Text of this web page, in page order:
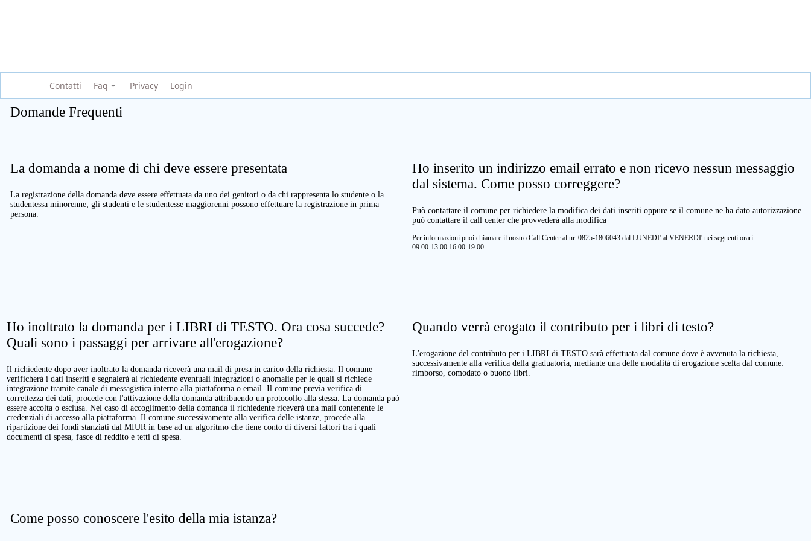
Contatti Faq Privacy Login
Domande Frequenti
La domanda a nome di chi deve essere presentata
La registrazione della domanda deve essere effettuata da uno dei genitori o da chi rappresenta lo studente o la
studentessa minorenne; gli studenti e le studentesse maggiorenni possono effettuare la registrazione in prima
persona.
Ho inserito un indirizzo email errato e non ricevo nessun messaggio
dal sistema. Come posso correggere?
Può contattare il comune per richiedere la modifica dei dati inseriti oppure se il comune ne ha dato autorizzazione
può contattare il call center che provvederà alla modifica
Per informazioni puoi chiamare il nostro Call Center al nr. 0825-1806043 dal LUNEDI' al VENERDI' nei seguenti orari:
09:00-13:00 16:00-19:00
Ho inoltrato la domanda per i LIBRI di TESTO. Ora cosa succede?
Quali sono i passaggi per arrivare all'erogazione?
Il richiedente dopo aver inoltrato la domanda riceverà una mail di presa in carico della richiesta. Il comune
verificherà i dati inseriti e segnalerà al richiedente eventuali integrazioni o anomalie per le quali si richiede
integrazione tramite canale di messagistica interno alla piattaforma o email. Il comune previa verifica di
correttezza dei dati, procede con l'attivazione della domanda attribuendo un protocollo alla stessa. La domanda può
essere accolta o esclusa. Nel caso di accoglimento della domanda il richiedente riceverà una mail contenente le
credenziali di accesso alla piattaforma. Il comune successivamente alla verifica delle istanze, procede alla
ripartizione dei fondi stanziati dal MIUR in base ad un algoritmo che tiene conto di diversi fattori tra i quali
documenti di spesa, fasce di reddito e tetti di spesa.
Quando verrà erogato il contributo per i libri di testo?
L'erogazione del contributo per i LIBRI di TESTO sarà effettuata dal comune dove è avvenuta la richiesta,
successivamente alla verifica della graduatoria, mediante una delle modalità di erogazione scelta dal comune:
rimborso, comodato o buono libri.
Come posso conoscere l'esito della mia istanza?